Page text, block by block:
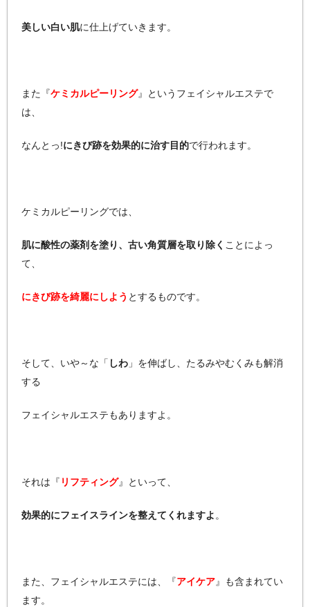
美しい白い肌に仕上げていきます。
また『ケミカルピーリング』というフェイシャルエステで
は、
なんとっ!にきび跡を効果的に治す目的で行われます。
ケミカルピーリングでは、
肌に酸性の薬剤を塗り、古い角質層を取り除く ことによっ
て、
にきび跡を綺麗にしよう とするものです。
そして、いや～な「 しわ 」を伸ばし、たるみやむくみも解消
する
フェイシャルエステもありますよ。
それは『 リフティング』といって、
効果的にフェイスラインを整えてくれますよ 。
また、フェイシャルエステには、『アイケア』も含まれてい
ます。